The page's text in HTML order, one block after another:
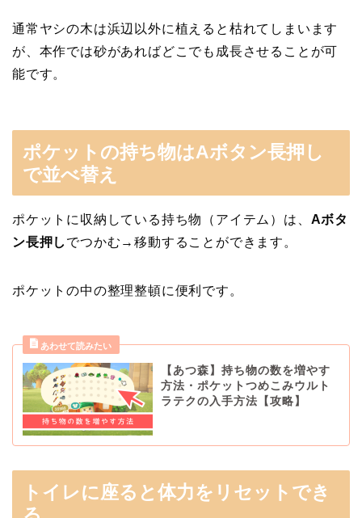
通常ヤシの木は浜辺以外に植えると枯れてしまいます
が、本作では砂があればどこでも成長させることが可
能です。
ポケットの持ち物はAボタン長押し
で並べ替え
ポケットに収納している持ち物（アイテム）は、 Aボタ
ン長押し でつかむ→移動することができます。
ポケットの中の整理整頓に便利です。
【あつ森】持ち物の数を増やす
方法・ポケットつめこみウルト
ラテクの入手方法【攻略】
トイレに座ると体力をリセットでき